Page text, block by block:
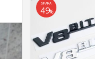
SPARA
49%